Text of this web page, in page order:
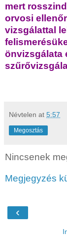
mert
orvosi
vizsgálattal
önvizsgálata
Névtelen at 5:57
Megosztás
Nincsenek
Megjegyzés
‹